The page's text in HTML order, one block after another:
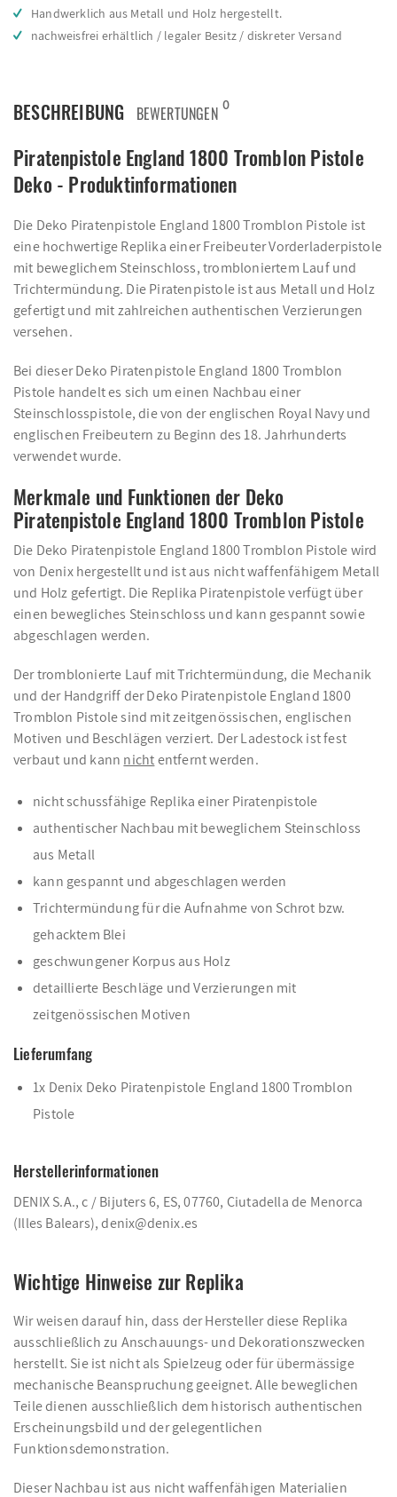
Handwerklich aus Metall und Holz hergestellt.
nachweisfrei erhältlich / legaler Besitz / diskreter Versand
BESCHREIBUNG BEWERTUNGEN 0
Piratenpistole England 1800 Tromblon Pistole
Deko - Produktinformationen
Die Deko Piratenpistole England 1800 Tromblon Pistole ist
eine hochwertige Replika einer Freibeuter Vorderladerpistole
mit beweglichem Steinschloss, trombloniertem Lauf und
Trichtermündung. Die Piratenpistole ist aus Metall und Holz
gefertigt und mit zahlreichen authentischen Verzierungen
versehen.
Bei dieser Deko Piratenpistole England 1800 Tromblon
Pistole handelt es sich um einen Nachbau einer
Steinschlosspistole, die von der englischen Royal Navy und
englischen Freibeutern zu Beginn des 18. Jahrhunderts
verwendet wurde.
Merkmale und Funktionen der Deko
Piratenpistole England 1800 Tromblon Pistole
Die Deko Piratenpistole England 1800 Tromblon Pistole wird
von Denix hergestellt und ist aus nicht waffenfähigem Metall
und Holz gefertigt. Die Replika Piratenpistole verfügt über
einen bewegliches Steinschloss und kann gespannt sowie
abgeschlagen werden.
Der tromblonierte Lauf mit Trichtermündung, die Mechanik
und der Handgriff der Deko Piratenpistole England 1800
Tromblon Pistole sind mit zeitgenössischen, englischen
Motiven und Beschlägen verziert. Der Ladestock ist fest
verbaut und kann nichtentfernt werden.
nicht schussfähige Replika einer Piratenpistole
authentischer Nachbau mit beweglichem Steinschloss
aus Metall
kann gespannt und abgeschlagen werden
Trichtermündung für die Aufnahme von Schrot bzw.
gehacktem Blei
geschwungener Korpus aus Holz
detaillierte Beschläge und Verzierungen mit
zeitgenössischen Motiven
Lieferumfang
1x Denix Deko Piratenpistole England 1800 Tromblon
Pistole
Herstellerinformationen
DENIX S.A., c / Bijuters 6, ES, 07760, Ciutadella de Menorca
(Illes Balears), denix@denix.es
Wichtige Hinweise zur Replika
Wir weisen darauf hin, dass der Hersteller diese Replika
ausschließlich zu Anschauungs- und Dekorationszwecken
herstellt. Sie ist nicht als Spielzeug oder für übermässige
mechanische Beanspruchung geeignet. Alle beweglichen
Teile dienen ausschließlich dem historisch authentischen
Erscheinungsbild und der gelegentlichen
Funktionsdemonstration.
Dieser Nachbau ist aus nicht waffenfähigen Materialien